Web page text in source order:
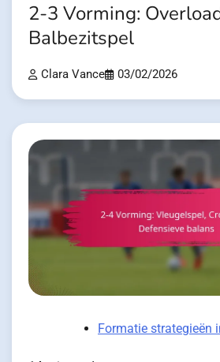
2-3 Vorming:
Balbezitspel
Clara Vance 03/02/2026
Formatie strategieën